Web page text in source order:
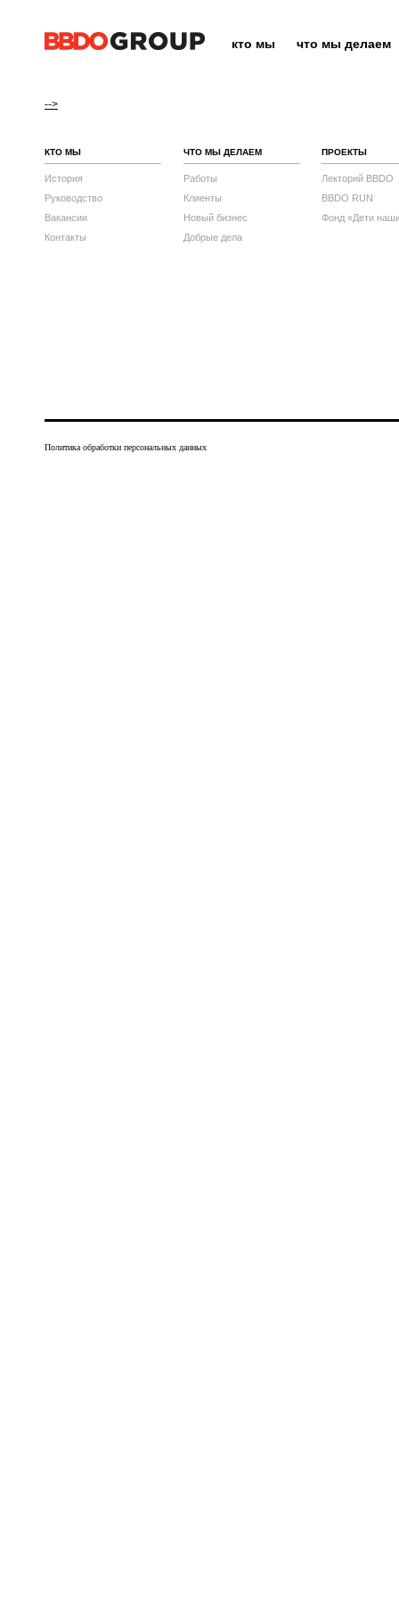
кто мы что мы делаем
-->
КТО МЫ
История
Руководство
Вакансии
Контакты
ЧТО МЫ ДЕЛАЕМ
Работы
Клиенты
Новый бизнес
Добрые дела
ПРОЕКТЫ
Лекторий BBDO
BBDO RUN
Фонд «Дети
Политика обработки персональных данных